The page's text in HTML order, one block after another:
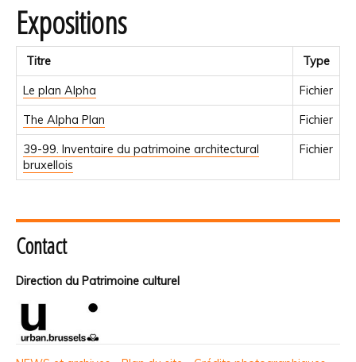
Expositions
Titre Type
Le plan Alpha Fichier
The Alpha Plan Fichier
39-99. Inventaire du patrimoine architectural
bruxellois
Fichier
Contact
Direction du Patrimoine culturel